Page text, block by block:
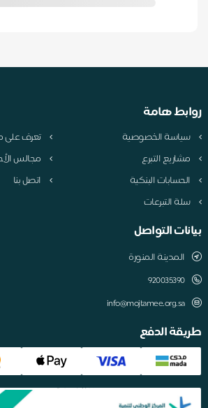
روابط هامة
سياسة الخصوصية
تعرف
مشاريع التبرع
مجالس
الحسابات البنكية
اتصل بنا
سلة التبرعات
بيانات التواصل
المدينة المنورة
920035390
info@mojtamee.org.sa
طريقة الدفع